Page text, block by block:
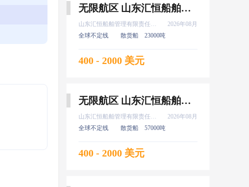
无限航区 山东汇恒船舶管理有限责任公司 新证 普证 高证 实习 水手 8月上船
山东汇恒船舶管理有限责任公司
2026年08月
全球不定线
散货船 23000吨
400 - 2000 美元
无限航区 山东汇恒船舶管理有限责任公司 实习 新证 普证 高证 水手 8月上船
山东汇恒船舶管理有限责任公司
2026年08月
全球不定线
散货船 57000吨
400 - 2000 美元